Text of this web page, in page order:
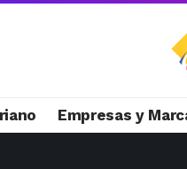
Empresas y